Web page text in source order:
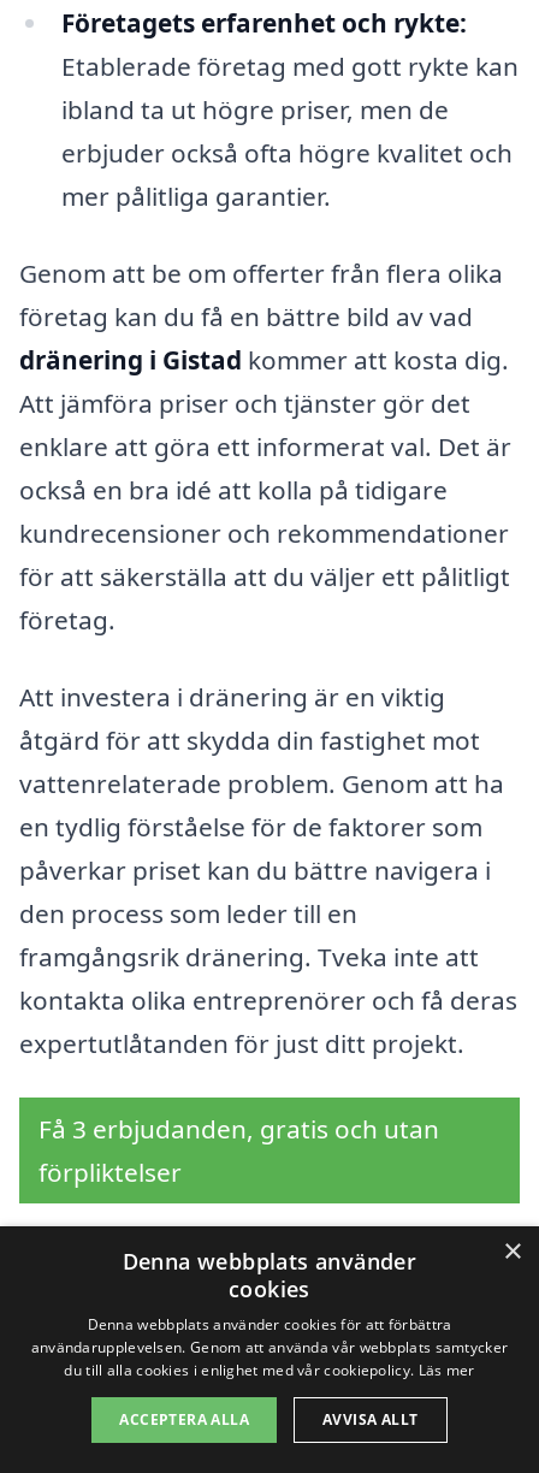
Företagets erfarenhet och rykte:
Etablerade företag med gott rykte kan
ibland ta ut högre priser, men de
erbjuder också ofta högre kvalitet och
mer pålitliga garantier.
Genom att be om offerter från flera olika
företag kan du få en bättre bild av vad
dränering i Gistad kommer att kosta dig.
Att jämföra priser och tjänster gör det
enklare att göra ett informerat val. Det är
också en bra idé att kolla på tidigare
kundrecensioner och rekommendationer
för att säkerställa att du väljer ett pålitligt
företag.
Att investera i dränering är en viktig
åtgärd för att skydda din fastighet mot
vattenrelaterade problem. Genom att ha
en tydlig förståelse för de faktorer som
påverkar priset kan du bättre navigera i
den process som leder till en
framgångsrik dränering. Tveka inte att
kontakta olika entreprenörer och få deras
expertutlåtanden för just ditt projekt.
Få 3 erbjudanden, gratis och utan
förpliktelser
Sök efter en
professionell för
dränering i andra
×
Denna webbplats använder
cookies
Denna webbplats använder cookies för att förbättra
användarupplevelsen. Genom att använda vår webbplats samtycker
du till alla cookies i enlighet med vår cookiepolicy. Läs mer
ACCEPTERA ALLA AVVISA ALLT